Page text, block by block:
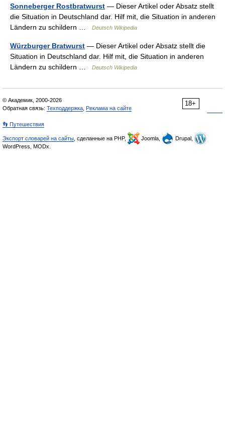
Sonneberger Rostbratwurst — Dieser Artikel oder Absatz stellt
die Situation in Deutschland dar. Hilf mit, die Situation in anderen
Ländern zu schildern …
Deutsch Wikipedia
Würzburger Bratwurst — Dieser Artikel oder Absatz stellt die
Situation in Deutschland dar. Hilf mit, die Situation in anderen
Ländern zu schildern …
Deutsch Wikipedia
18+
© Академик, 2000-2026
Обратная связь: Техподдержка Реклама на сайте
👣 Путешествия
Экспорт словарей на сайты , сделанные на PHP, Joomla,
Drupal,
WordPress, MODx.